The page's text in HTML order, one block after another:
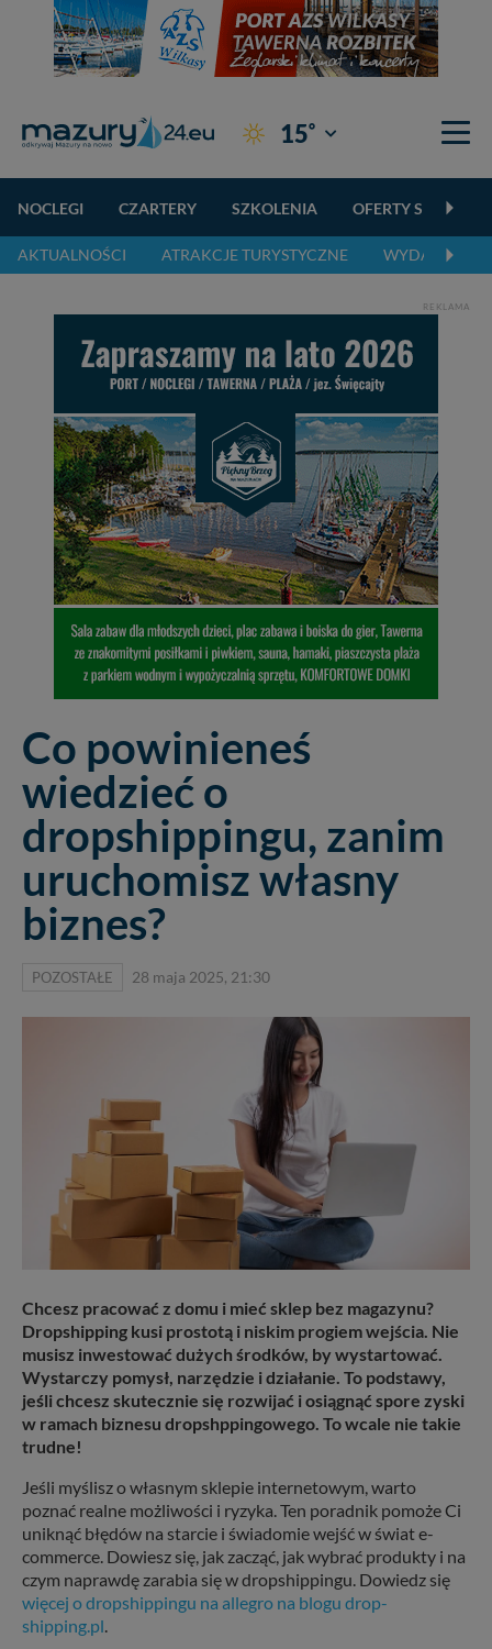
15° Giżycko
NOCLEGI CZARTERY SZKOLENIA OFERTY
AKTUALNOŚCI ATRAKCJE TURYSTYCZNE WYDARZENIA
REKLAMA
Co powinieneś
wiedzieć o
dropshippingu, zanim
uruchomisz własny
biznes?
POZOSTAŁE 28 maja 2025, 21:30
Chcesz pracować z domu i mieć sklep bez magazynu?
Dropshipping kusi prostotą i niskim progiem wejścia. Nie
musisz inwestować dużych środków, by wystartować.
Wystarczy pomysł, narzędzie i działanie. To podstawy,
jeśli chcesz skutecznie się rozwijać i osiągnąć spore zyski
w ramach biznesu dropshppingowego. To wcale nie takie
trudne!
Jeśli myślisz o własnym sklepie internetowym, warto
poznać realne możliwości i ryzyka. Ten poradnik pomoże Ci
uniknąć błędów na starcie i świadomie wejść w świat e-
commerce. Dowiesz się, jak zacząć, jak wybrać produkty i na
czym naprawdę zarabia się w dropshippingu. Dowiedz się
więcej o dropshippingu na allegro na blogu drop-
shipping.pl